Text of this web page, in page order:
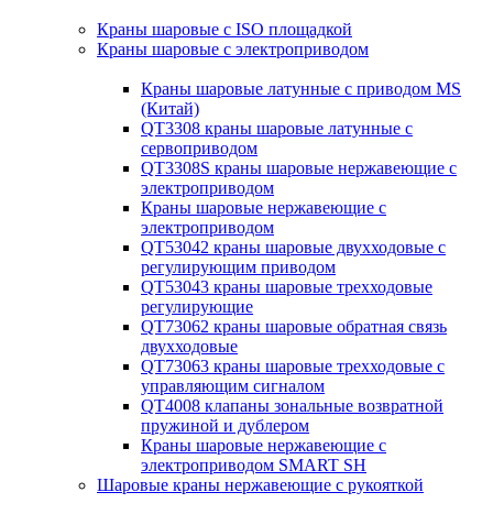
Краны шаровые с ISO площадкой
Краны шаровые с электроприводом
Краны шаровые латунные с приводом MS
(Китай)
QT3308 краны шаровые латунные с
сервоприводом
QT3308S краны шаровые нержавеющие с
электроприводом
Краны шаровые нержавеющие с
электроприводом
QT53042 краны шаровые двухходовые с
регулирующим приводом
QT53043 краны шаровые трехходовые
регулирующие
QT73062 краны шаровые обратная связь
двухходовые
QT73063 краны шаровые трехходовые с
управляющим сигналом
QT4008 клапаны зональные возвратной
пружиной и дублером
Краны шаровые нержавеющие с
электроприводом SMART SH
Шаровые краны нержавеющие с рукояткой